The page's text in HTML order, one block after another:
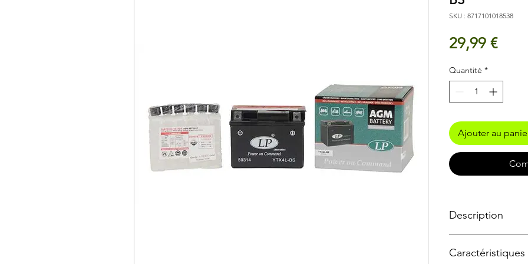
SKU : 8717101018538
29,99 €Prix
Quantité *
Ajouter au
Description
Volt (V): 12
Caractéristiques